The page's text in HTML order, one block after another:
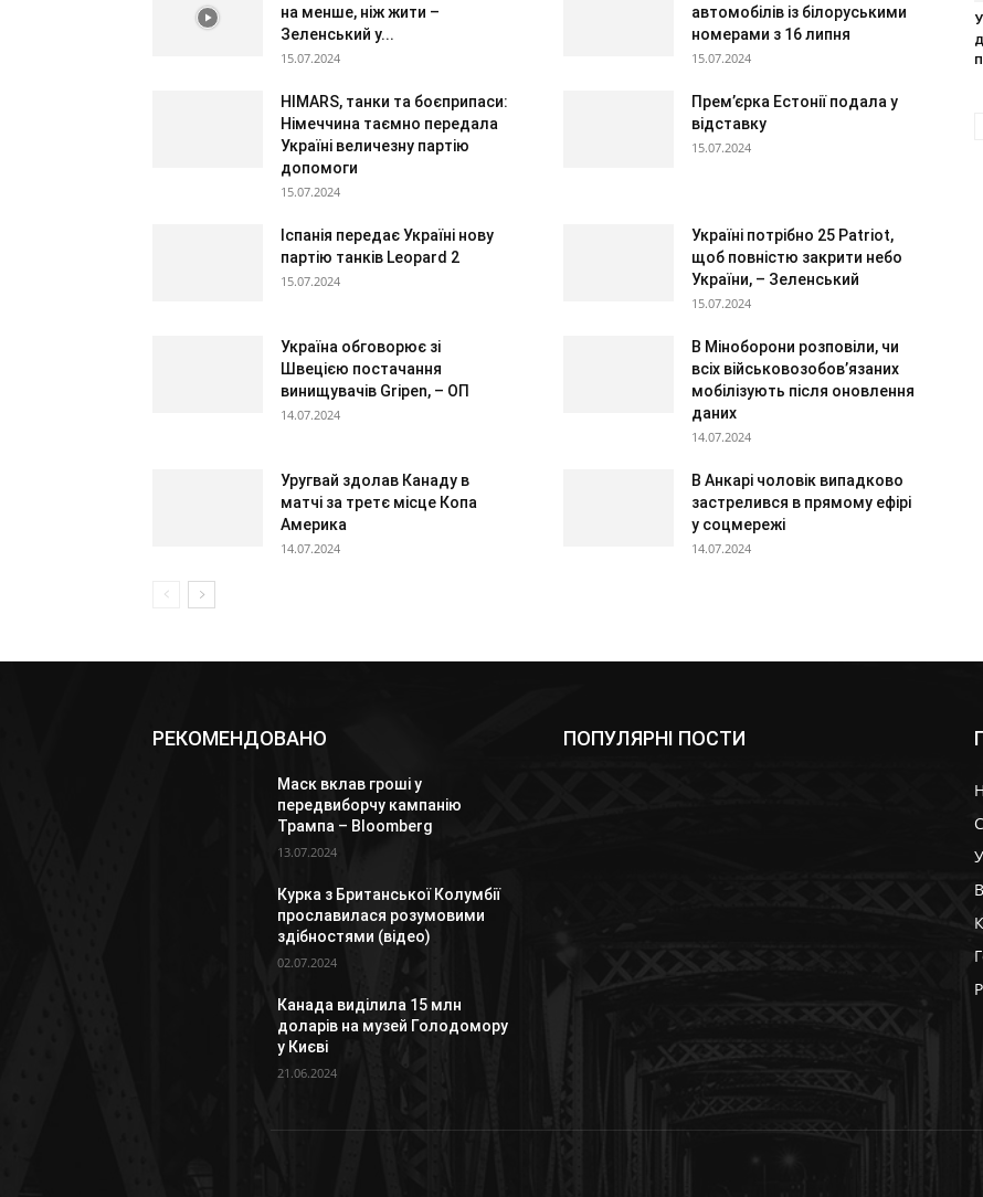
на менше, ніж жити –
Зеленський у...
15.07.2024
автомобілів із білоруськими
номерами з 16 липня
15.07.2024
HIMARS, танки та боєприпаси:
Німеччина таємно передала
Україні величезну партію
допомоги
15.07.2024
Прем’єрка Естонії подала у
відставку
15.07.2024
Іспанія передає Україні нову
партію танків Leopard 2
15.07.2024
Україні потрібно 25 Patriot,
щоб повністю закрити небо
України, – Зеленський
15.07.2024
Україна обговорює зі
Швецією постачання
винищувачів Gripen, – ОП
14.07.2024
В Міноборони розповіли, чи
всіх військовозобов’язаних
мобілізують після оновлення
даних
14.07.2024
Уругвай здолав Канаду в
матчі за третє місце Копа
Америка
14.07.2024
В Анкарі чоловік випадково
застрелився в прямому ефірі
у соцмережі
14.07.2024
РЕКОМЕНДОВАНО
Маск вклав гроші у
передвиборчу кампанію
Трампа – Bloomberg
13.07.2024
Курка з Британської Колумбії
прославилася розумовими
здібностями (відео)
02.07.2024
Канада виділила 15 млн
доларів на музей Голодомору
у Києві
21.06.2024
ПОПУЛЯРНІ ПОСТИ